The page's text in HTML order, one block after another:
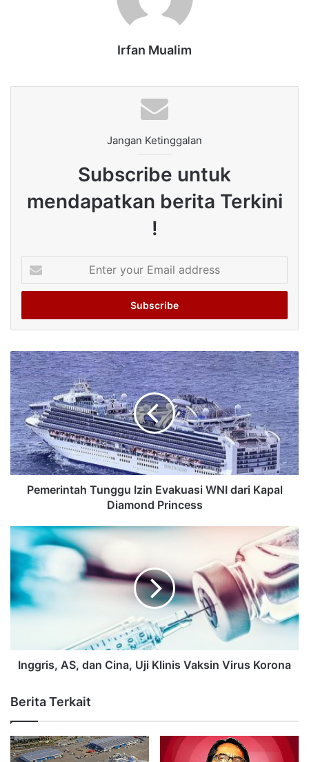
Irfan Mualim
Jangan Ketinggalan
Subscribe untuk
mendapatkan berita Terkini
!
your
Email
Pemerintah Tunggu Izin Evakuasi WNI dari Kapal
Diamond Princess
Inggris, AS, dan Cina, Uji Klinis Vaksin Virus Korona
Berita Terkait